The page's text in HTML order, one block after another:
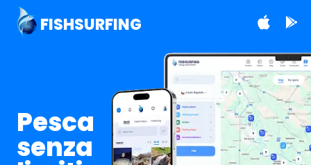
FISHSURFING
Pesca
senza